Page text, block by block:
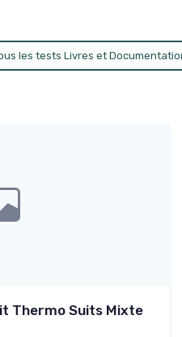
les tests Livres et
Thermo Suits Mixte